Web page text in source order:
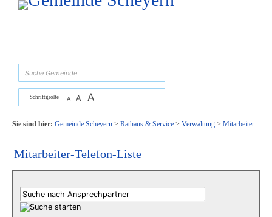
Zum Inhalt, zur Navigationoder zur Startseite springen.
Schriftgröße A A A
Sie sind hier: Gemeinde Scheyern> Rathaus & Service> Verwaltung> Mitarbeiter
Mitarbeiter-Telefon-Liste